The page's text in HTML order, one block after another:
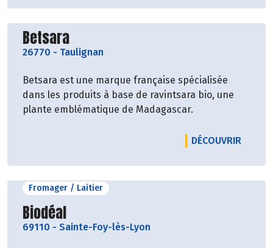
Découvrir le producteur
Betsara
26770 - Taulignan
Betsara est une marque française spécialisée
dans les produits à base de ravintsara bio, une
plante emblématique de Madagascar.
DÉCOUVRIR
Fromager / Laitier
Découvrir le producteur
Biodéal
69110 - Sainte-Foy-lès-Lyon